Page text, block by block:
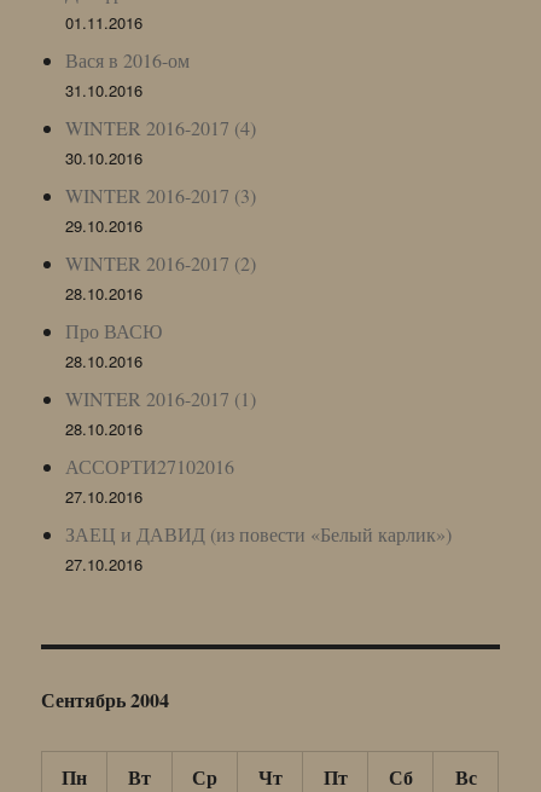
01.11.2016
Вася в 2016-ом
31.10.2016
WINTER 2016-2017 (4)
30.10.2016
WINTER 2016-2017 (3)
29.10.2016
WINTER 2016-2017 (2)
28.10.2016
Про ВАСЮ
28.10.2016
WINTER 2016-2017 (1)
28.10.2016
АССОРТИ27102016
27.10.2016
ЗАЕЦ и ДАВИД (из повести «Белый карлик»)
27.10.2016
Сентябрь 2004
Пн Вт Ср Чт Пт Сб
Вс